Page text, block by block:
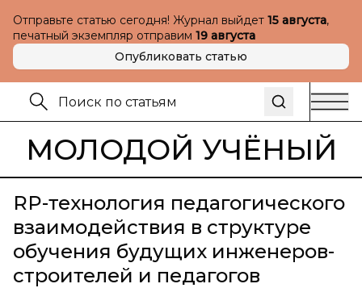
Отправьте статью сегодня! Журнал выйдет 15 августа,
печатный экземпляр отправим 19 августа
Опубликовать статью
МОЛОДОЙ УЧЁНЫЙ
RP-технология педагогического
взаимодействия в структуре
обучения будущих инженеров-
строителей и педагогов